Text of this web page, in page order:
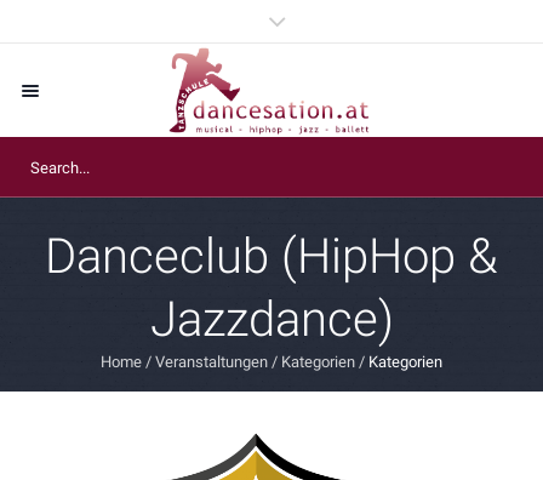
Danceclub (HipHop &
Jazzdance)
Home / Veranstaltungen / Kategorien / Kategorien